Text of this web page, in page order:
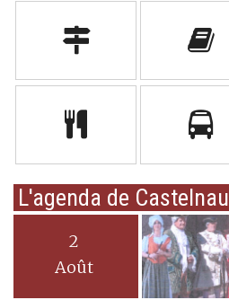
L'agenda de Castelnau
2
Août